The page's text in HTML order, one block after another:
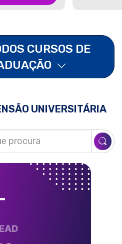
CURSOS DE
UNIVERSITÁRIA